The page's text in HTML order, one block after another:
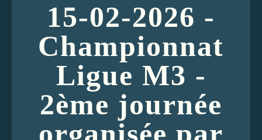
15-02-2026 -
Championnat
Ligue M3 -
2ème journée